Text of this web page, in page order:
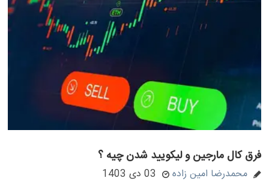
فرق کال مارجین و لیکویید شدن چیه ؟
محمدرضا امین زاده 03 دی 1403